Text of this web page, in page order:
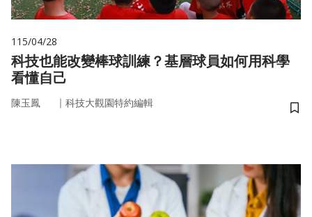
115/04/28
科技也能改變棒球訓練？基層球員如何用科學
看懂自己
陳玉鳳 ｜ 科技大觀園特約編輯
儲